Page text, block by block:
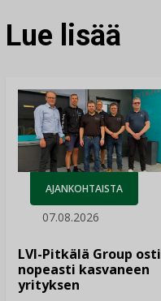
Lue lisää
AJANKOHTAISTA
07.08.2026
LVI-Pitkälä Group osti
nopeasti kasvaneen
yrityksen